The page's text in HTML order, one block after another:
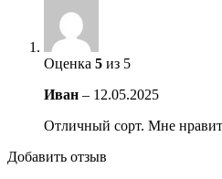
Оценка 5 из 5
Иван – 12.05.2025
Отличный сорт. Мне
Добавить отзыв